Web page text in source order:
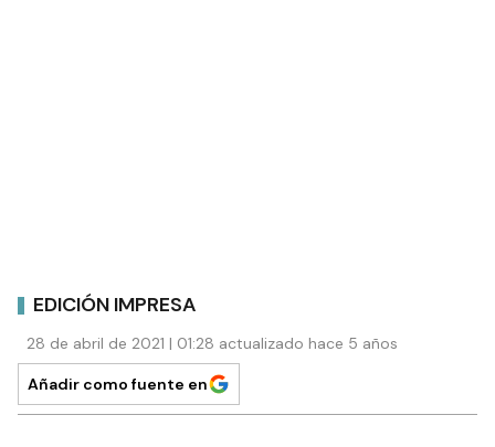
EDICIÓN IMPRESA
28 de abril de 2021 | 01:28 actualizado hace 5 años
Añadir como fuente en